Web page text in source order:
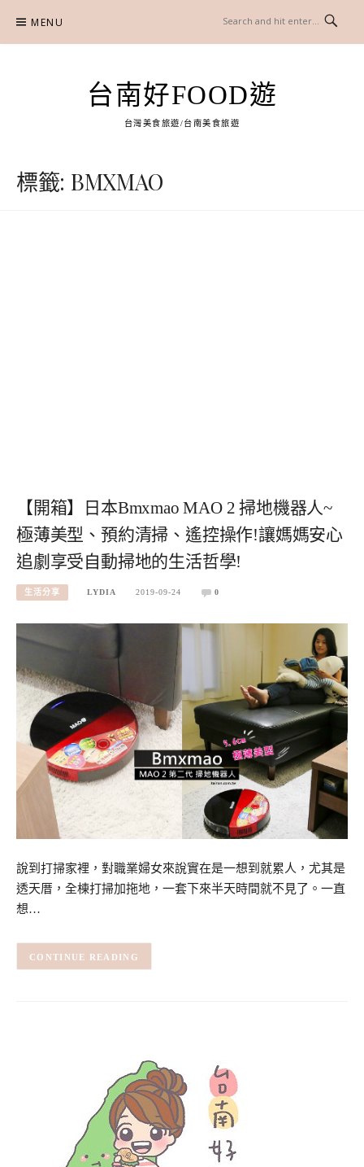
content
MENU
台南好FOOD遊
台灣美食旅遊/台南美食旅遊
標籤: BMXMAO
【開箱】日本Bmxmao MAO 2 掃地機器人~
極薄美型、預約清掃、遙控操作!讓媽媽安心
追劇享受自動掃地的生活哲學!
生活分享 LYDIA 2019-09-24 0
說到打掃家裡，對職業婦女來說實在是一想到就累人，尤其是
透天厝，全棟打掃加拖地，一套下來半天時間就不見了。一直
想…
CONTINUE READING